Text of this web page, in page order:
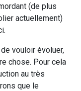
(de plus
actuellement)
vouloir évoluer,
chose. Pour cela
au très
que le